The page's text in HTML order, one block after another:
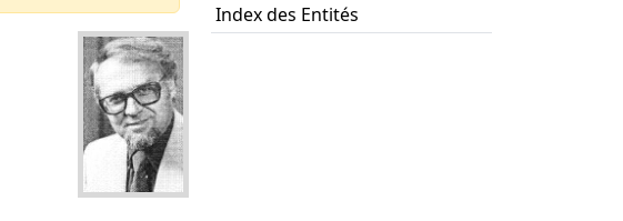
Index des Entités